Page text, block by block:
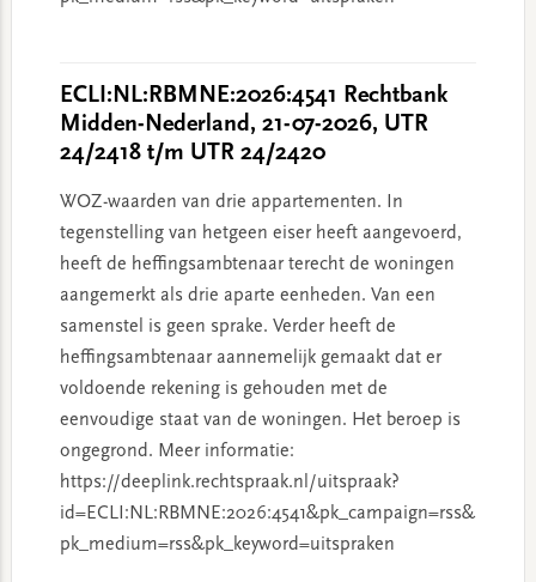
ECLI:NL:RBMNE:2026:4541 Rechtbank
Midden-Nederland, 21-07-2026, UTR
24/2418 t/m UTR 24/2420
WOZ-waarden van drie appartementen. In
tegenstelling van hetgeen eiser heeft aangevoerd,
heeft de heffingsambtenaar terecht de woningen
aangemerkt als drie aparte eenheden. Van een
samenstel is geen sprake. Verder heeft de
heffingsambtenaar aannemelijk gemaakt dat er
voldoende rekening is gehouden met de
eenvoudige staat van de woningen. Het beroep is
ongegrond. Meer informatie:
https://deeplink.rechtspraak.nl/uitspraak?
id=ECLI:NL:RBMNE:2026:4541&pk_campaign=rss&
pk_medium=rss&pk_keyword=uitspraken